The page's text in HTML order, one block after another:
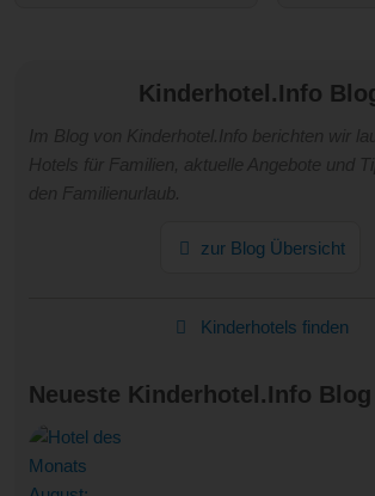
Kinderhotel.Info
zur Blog Übersicht
Kinderhotels finden
Neueste Kinderhotel.Info Blog